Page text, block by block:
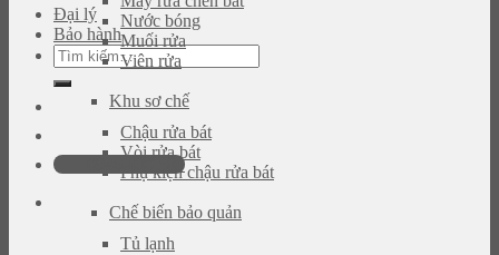
Đại lý
Bảo hành
Tìm
kiếm:
0946.480.580
Nước bóng
Muối rửa
Viên rửa
Khu sơ chế
Chậu rửa bát
Vòi rửa bát
Phụ kiện chậu rửa bát
Chế biến bảo quản
Tủ lạnh